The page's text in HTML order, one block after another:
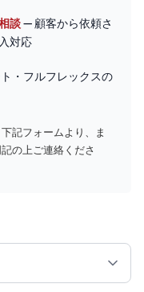
談— 顧客から依頼さ
対応
・フルフレックスの
記フォームより、ま
の上ご連絡くださ